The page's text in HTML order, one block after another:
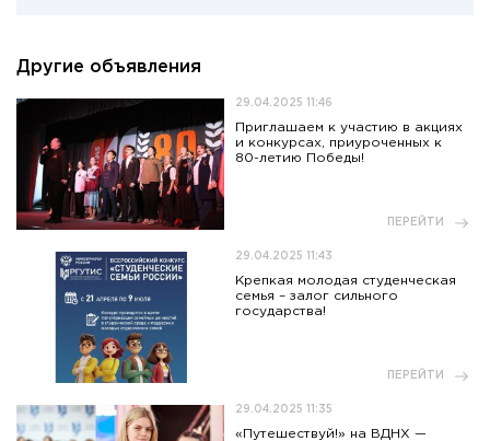
Другие объявления
29.04.2025 11:46
Приглашаем к участию в акциях
и конкурсах, приуроченных к
80-летию Победы!
ПЕРЕЙТИ
29.04.2025 11:43
Крепкая молодая студенческая
семья – залог сильного
государства!
ПЕРЕЙТИ
29.04.2025 11:35
«Путешествуй!» на ВДНХ —